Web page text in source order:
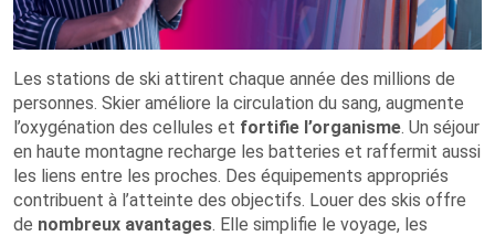
Les stations de ski attirent chaque année des millions de
personnes. Skier améliore la circulation du sang, augmente
l’oxygénation des cellules et fortifie l’organisme. Un séjour
en haute montagne recharge les batteries et raffermit aussi
les liens entre les proches. Des équipements appropriés
contribuent à l’atteinte des objectifs. Louer des skis offre
de nombreux avantages. Elle simplifie le voyage, les